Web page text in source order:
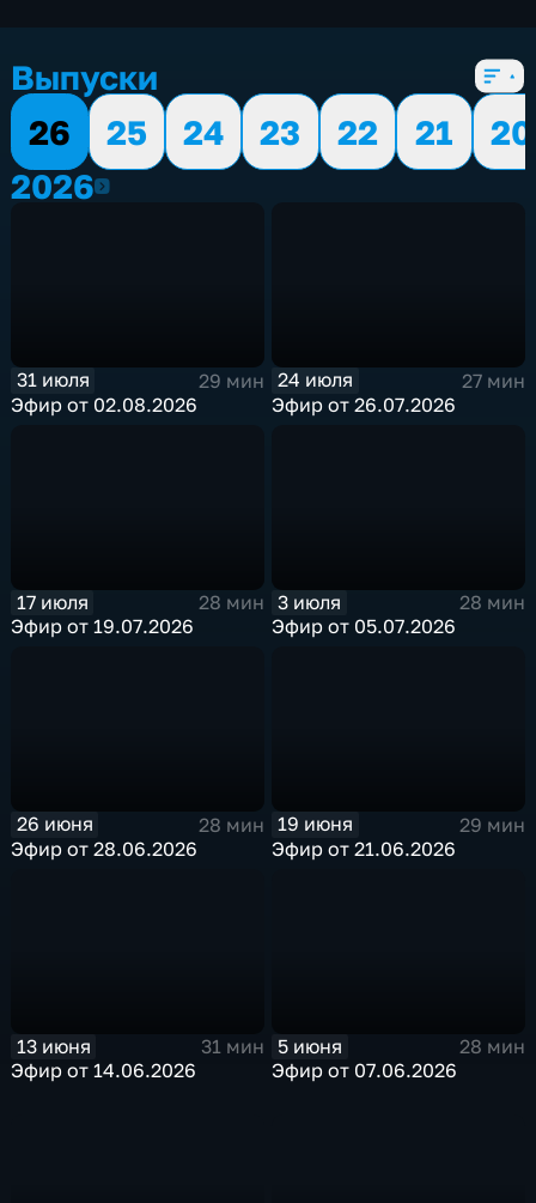
Выпуски
26
25 24 23 22 21
20
20262026
31 июля
29 мин
Эфир от 02.08.2026
24 июля
27 мин
Эфир от 26.07.2026
17 июля
28 мин
Эфир от 19.07.2026
3 июля
28 мин
Эфир от 05.07.2026
26 июня
28 мин
Эфир от 28.06.2026
19 июня
29 мин
Эфир от 21.06.2026
13 июня
31 мин
Эфир от 14.06.2026
5 июня
28 мин
Эфир от 07.06.2026